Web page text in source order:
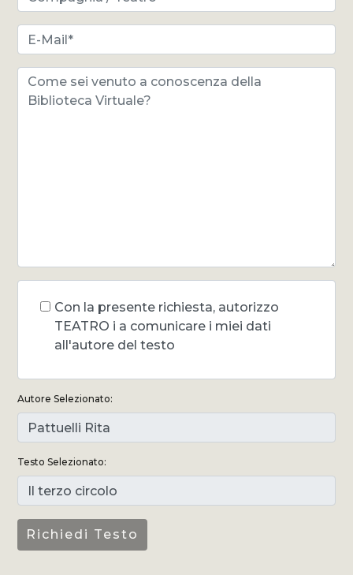
Con la presente richiesta, autorizzo
TEATRO i a comunicare i miei dati
all'autore del testo
Autore Selezionato:
Testo Selezionato: